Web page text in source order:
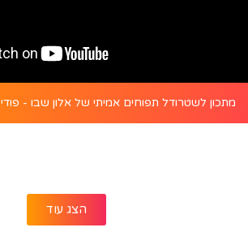
מתכון לשטרודל תפוחים אמיתי של אלון שבו - פודי
הצג עוד